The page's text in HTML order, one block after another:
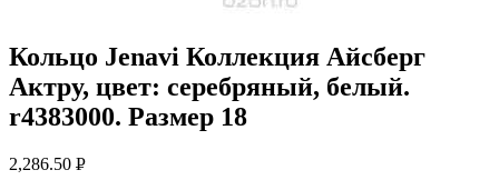
Кольцо Jenavi Коллекция Айсберг
Актру, цвет: серебряный, белый.
r4383000. Размер 18
2,286.50 Р